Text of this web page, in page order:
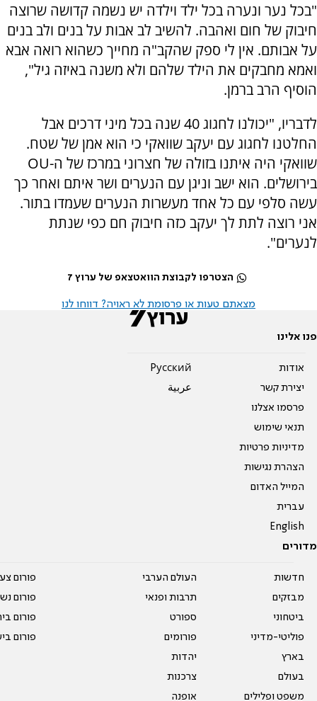
"בכל נער ונערה בכל ילד וילדה יש נשמה קדושה שרוצה
חיבוק של חום ואהבה. להשיב לב אבות על בנים ולב בנים
על אבותם. אין לי ספק שהקב"ה מחייך כשהוא רואה אבא
ואמא מחבקים את הילד שלהם ולא משנה באיזה גיל",
הוסיף הרב ברמן.
לדבריו, "יכולנו לחגוג 40 שנה בכל מיני דרכים אבל
החלטנו לחגוג עם יעקב שוואקי כי הוא אמן של שטח.
שוואקי היה איתנו בזולה של חצרוני במרכז של ה-OU
בירושלים. הוא ישב וניגן עם הנערים ושר איתם ואחר כך
עשה סלפי עם כל אחד מעשרות הנערים שעמדו בתור.
אני רוצה לתת לך יעקב כזה חיבוק חם כפי שנתת
לנערים".
הצטרפו לקבוצת הוואטצאפ של ערוץ 7
מצאתם טעות או פרסומת לא ראויה? דווחו לנו
פנו אלינו
אודות
יצירת קשר
פרסמו אצלנו
תנאי שימוש
מדיניות פרטיות
הצהרת נגישות
המייל האדום
עברית
English
Pусский
عربية
מדורים
חדשות
מבזקים
ביטחוני
פוליטי-מדיני
בארץ
בעולם
משפט ופלילים
העולם הערבי
תרבות ופנאי
ספורט
פורומים
יהדות
צרכנות
אופנה
פורום
פורום
פורום
פורום